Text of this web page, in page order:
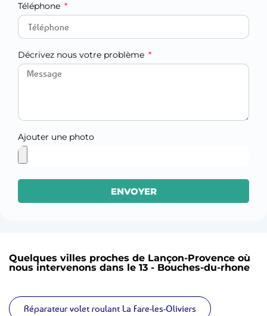
Téléphone
Décrivez nous votre problème
Ajouter une photo
ENVOYER
Quelques villes proches de Lançon-Provence où
nous intervenons dans le 13 - Bouches-du-rhone
Réparateur volet roulant La Fare-les-Oliviers